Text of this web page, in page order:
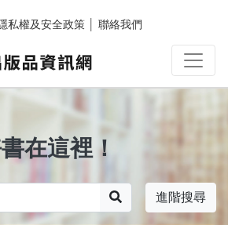
私權及安全政策 聯絡我們
在這裡！
進階搜尋